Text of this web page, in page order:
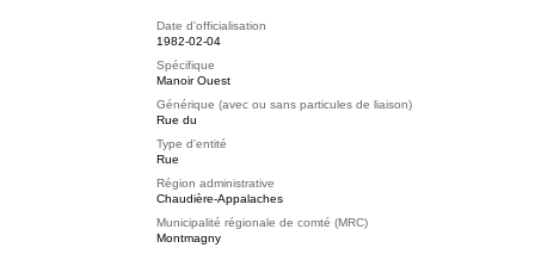
Date d'officialisation
1982-02-04
Spécifique
Manoir Ouest
Générique (avec ou sans particules de liaison)
Rue du
Type d'entité
Rue
Région administrative
Chaudière-Appalaches
Municipalité régionale de comté (MRC)
Montmagny